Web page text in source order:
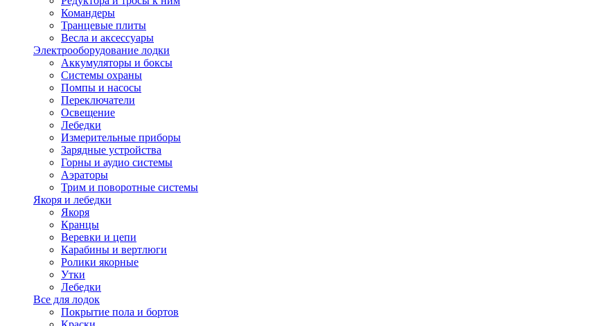
Командеры
Транцевые плиты
Весла и аксессуары
Электрооборудование лодки
Аккумуляторы и боксы
Системы охраны
Помпы и насосы
Переключатели
Освещение
Лебедки
Измерительные приборы
Зарядные устройства
Горны и аудио системы
Аэраторы
Трим и поворотные системы
Якоря и лебедки
Якоря
Кранцы
Веревки и цепи
Карабины и вертлюги
Ролики якорные
Утки
Лебедки
Все для лодок
Покрытие пола и бортов